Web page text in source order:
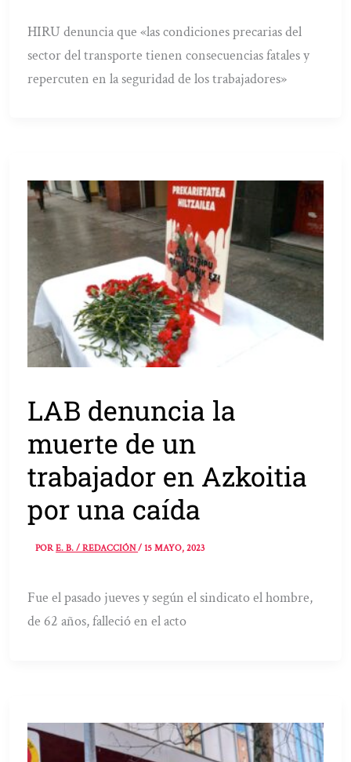
HIRU denuncia que «las condiciones precarias del
sector del transporte tienen consecuencias fatales y
repercuten en la seguridad de los trabajadores»
LAB denuncia la
muerte de un
trabajador en Azkoitia
por una caída
PORE. B. / REDACCIÓN/15 MAYO, 2023
Fue el pasado jueves y según el sindicato el hombre,
de 62 años, falleció en el acto